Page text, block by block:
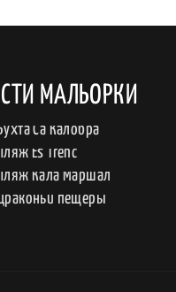
МАЛЬОРКИ